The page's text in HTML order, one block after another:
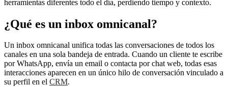
herramientas diferentes todo el día, perdiendo tiempo y contexto.
¿Qué es un inbox omnicanal?
Un inbox omnicanal unifica todas las conversaciones de todos los
canales en una sola bandeja de entrada. Cuando un cliente te escribe
por WhatsApp, envía un email o contacta por chat web, todas esas
interacciones aparecen en un único hilo de conversación vinculado a
su perfil en el CRM.